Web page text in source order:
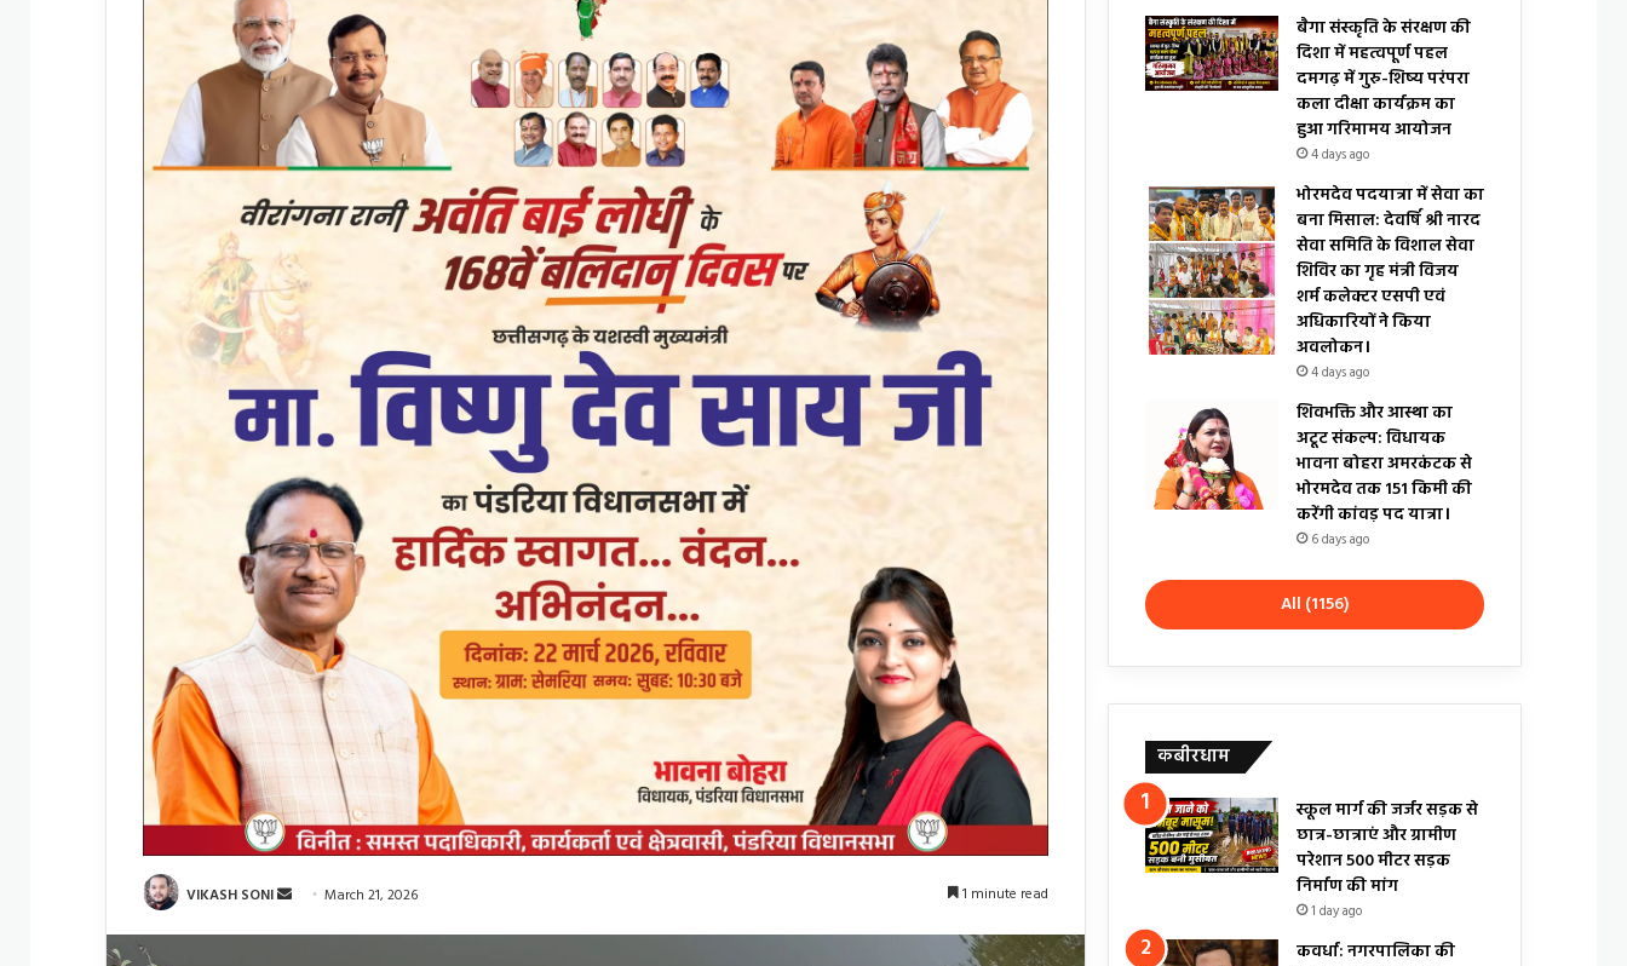
VIKASH SONI
Send March 21, 2026 1 minute read
बैगा संस्कृति के संरक्षण की
दिशा में महत्वपूर्ण पहल
दमगढ़ में गुरु-शिष्य परंपरा
कला दीक्षा कार्यक्रम का
हुआ गरिमामय आयोजन
4 days ago
भोरमदेव पदयात्रा में सेवा का
बना मिसाल: देवर्षि श्री नारद
सेवा समिति के विशाल सेवा
शिविर का गृह मंत्री विजय
शर्म कलेक्टर एसपी एवं
अधिकारियों ने किया
अवलोकन।
4 days ago
शिवभक्ति और आस्था का
अटूट संकल्प: विधायक
भावना बोहरा अमरकंटक से
भोरमदेव तक 151 किमी की
करेंगी कांवड़ पद यात्रा।
6 days ago
All (1156)
कबीरधाम
स्कूल मार्ग की जर्जर सड़क से
छात्र-छात्राएं और ग्रामीण
परेशान 500 मीटर सड़क
निर्माण की मांग
1 day ago
कवर्धा: नगरपालिका की